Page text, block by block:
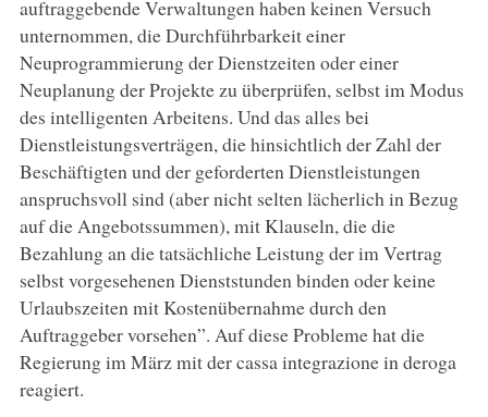
auftraggebende Verwaltungen haben keinen Versuch
unternommen, die Durchführbarkeit einer
Neuprogrammierung der Dienstzeiten oder einer
Neuplanung der Projekte zu überprüfen, selbst im Modus
des intelligenten Arbeitens. Und das alles bei
Dienstleistungsverträgen, die hinsichtlich der Zahl der
Beschäftigten und der geforderten Dienstleistungen
anspruchsvoll sind (aber nicht selten lächerlich in Bezug
auf die Angebotssummen), mit Klauseln, die die
Bezahlung an die tatsächliche Leistung der im Vertrag
selbst vorgesehenen Dienststunden binden oder keine
Urlaubszeiten mit Kostenübernahme durch den
Auftraggeber vorsehen”. Auf diese Probleme hat die
Regierung im März mit der cassa integrazione in deroga
reagiert.